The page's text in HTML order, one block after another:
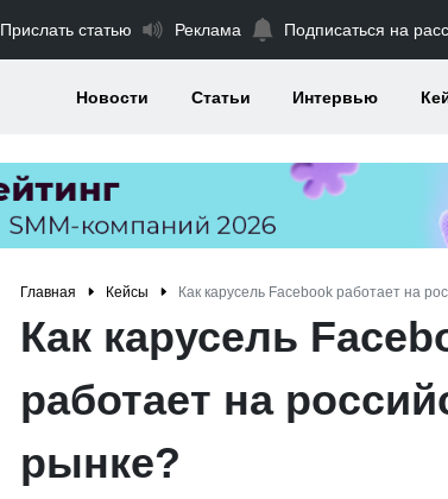
Прислать статью Реклама Подписаться на
Новости Статьи Интервью
Главная Кейсы Как карусель Facebook работает на
Как карусель
работает на
рынке?